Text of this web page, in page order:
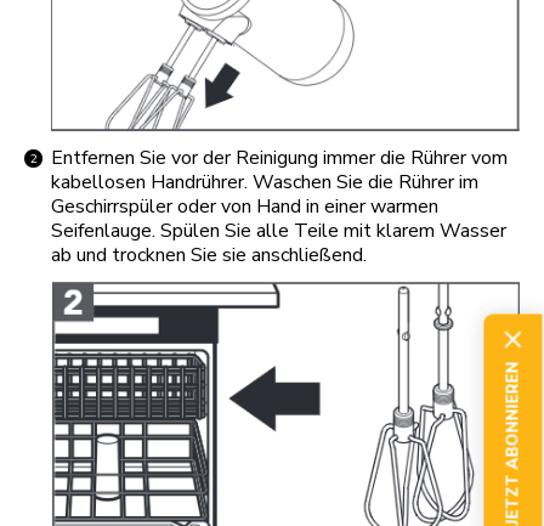
Entfernen Sie vor der Reinigung immer die Rührer vom
kabellosen Handrührer. Waschen Sie die Rührer im
Geschirrspüler oder von Hand in einer warmen
Seifenlauge. Spülen Sie alle Teile mit klarem Wasser
ab und trocknen Sie sie anschließend.
JETZT ABONNIEREN